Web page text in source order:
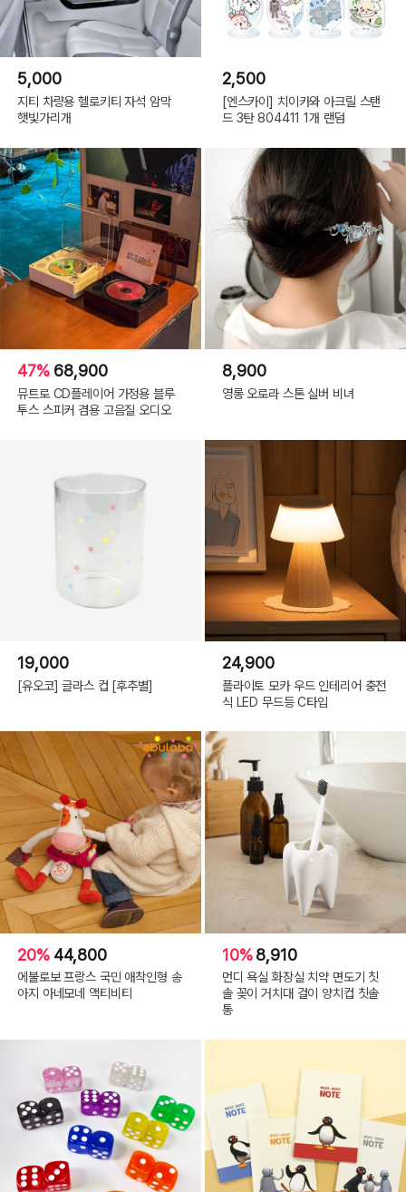
5,000
지티 차량용 헬로키티 자석 암막
햇빛가리개
2,500
[엔스카이] 치이카와 아크릴 스탠
드 3탄 804411 1개 랜덤
47% 68,900
뮤트로 CD플레이어 가정용 블루
투스 스피커 겸용 고음질 오디오
8,900
영롱 오로라 스톤 실버 비녀
19,000
[유오코] 글라스 컵 [후추별]
24,900
플라이토 모카 우드 인테리어 충전
식 LED 무드등 C타입
20% 44,800
에불로보 프랑스 국민 애착인형 송
아지 아네모네 액티비티
10%8,910
먼디 욕실 화장실 치약 면도기 칫
솔 꽂이 거치대 걸이 양치컵 칫솔
통